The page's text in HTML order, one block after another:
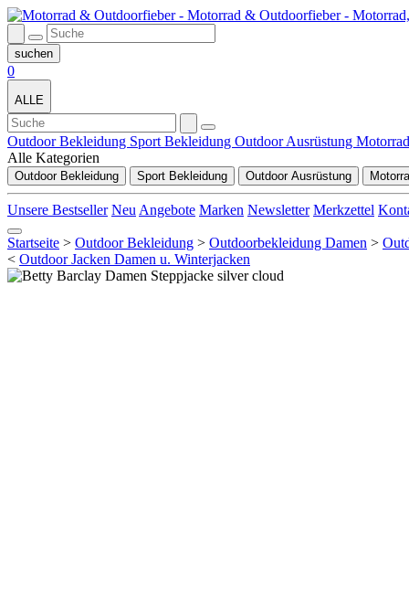
0
ALLE
Outdoor Bekleidung Sport Bekleidung Outdoor Ausrüstung Motorrad
Alle Kategorien
Outdoor Bekleidung Sport Bekleidung Outdoor Ausrüstung
Unsere Bestseller Neu Angebote Marken Newsletter Merkzettel
Startseite > Outdoor Bekleidung > Outdoorbekleidung Damen >
< Outdoor Jacken Damen u. Winterjacken